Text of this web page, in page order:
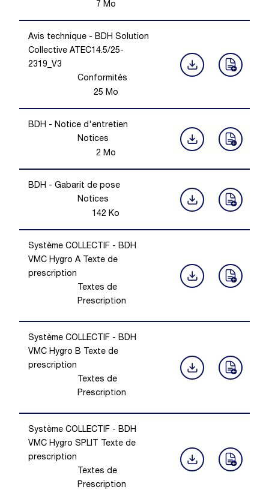
7 Mo
Avis technique - BDH Solution
Collective ATEC14.5/25-
2319_V3
Conformités
25 Mo
BDH - Notice d'entretien
Notices
2 Mo
BDH - Gabarit de pose
Notices
142 Ko
Système COLLECTIF - BDH
VMC Hygro A Texte de
prescription
Textes de
Prescription
Système COLLECTIF - BDH
VMC Hygro B Texte de
prescription
Textes de
Prescription
Système COLLECTIF - BDH
VMC Hygro SPLIT Texte de
prescription
Textes de
Prescription